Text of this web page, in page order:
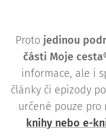
Proto jedinou
části Moje
informace, ale i
články či epizody
určené pouze pro
knihy nebo e-